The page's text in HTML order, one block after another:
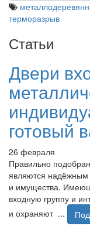
терморазрыв
Статьи
Двери
готовый
26 февраля
Правильно
являются
и имущества.
входную группу и
и охраняют ...